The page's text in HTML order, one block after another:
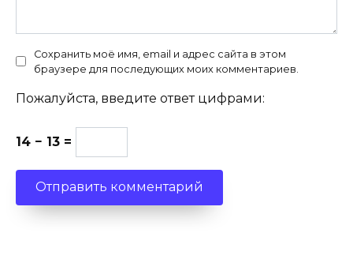
Сохранить моё имя, email и адрес сайта в этом
браузере для последующих моих комментариев.
Пожалуйста, введите ответ цифрами:
14 − 13 =